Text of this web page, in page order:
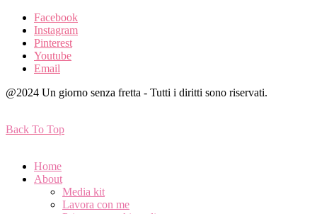
Facebook
Instagram
Pinterest
Youtube
Email
@2024 Un giorno senza fretta - Tutti i diritti sono riservati.
Back To Top
Home
About
Media kit
Lavora con me